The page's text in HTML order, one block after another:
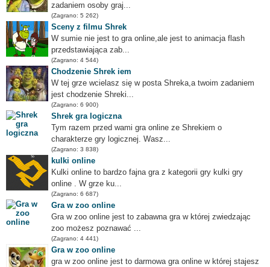
zadaniem osoby graj...
(Zagrano: 5 262)
Sceny z filmu Shrek
W sumie nie jest to gra online,ale jest to animacja flash
przedstawiająca zab...
(Zagrano: 4 544)
Chodzenie Shrek iem
W tej grze wcielasz się w posta Shreka,a twoim zadaniem
jest chodzenie Shreki...
(Zagrano: 6 900)
Shrek gra logiczna
Tym razem przed wami gra online ze Shrekiem o
charakterze gry logicznej. Wasz...
(Zagrano: 3 838)
kulki online
Kulki online to bardzo fajna gra z kategorii gry kulki gry
online . W grze ku...
(Zagrano: 6 687)
Gra w zoo online
Gra w zoo online jest to zabawna gra w której zwiedzając
zoo możesz poznawać ...
(Zagrano: 4 441)
Gra w zoo online
gra w zoo online jest to darmowa gra online w której stajesz